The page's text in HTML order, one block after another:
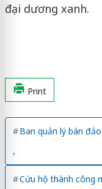
đại dương xanh.
Print
Ban quản lý bán
,
Cứu hộ thành công